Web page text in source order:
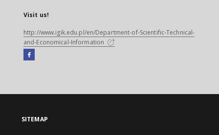
Visit us!
http://www.igik.edu.pl/en/Department-of-Scientific-Technical-
and-Economical-Information
Facebook
open
new
SITEMAP